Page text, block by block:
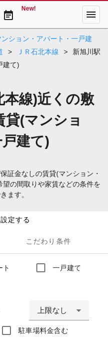
event_note
New! menu
ション・アパート・一戸建
> ＪＲ石北本線 >
新旭川駅
建て)
本線)近くの敷
貸(マンショ
建て)
証金なしの賃貸(マンション・
の間取りや家賃などの条件を
ます。
定する
こだわり条件
ト 一戸建て
上限なし
駐車場料金含む